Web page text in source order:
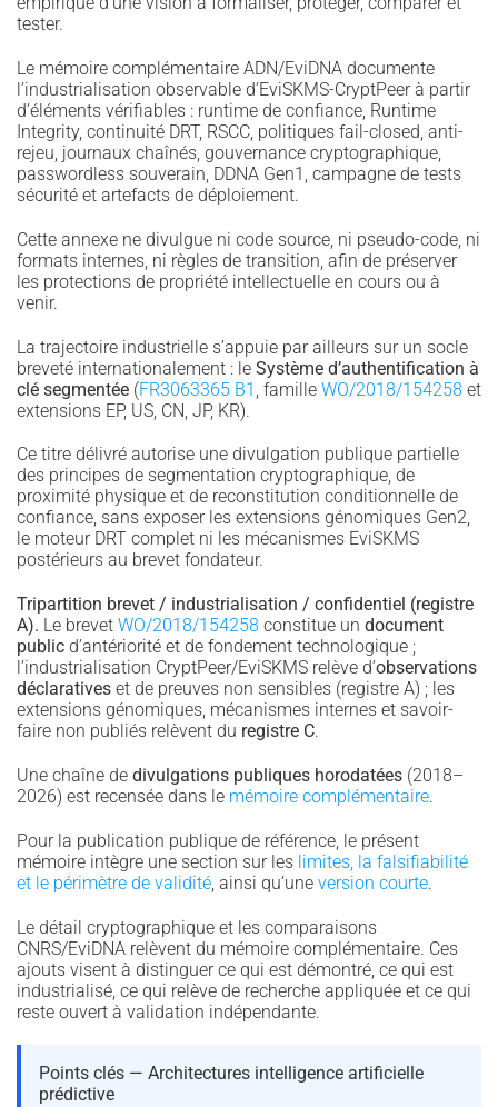
tester.
Le mémoire complémentaire ADN/EviDNA documente
l’industrialisation observable d’EviSKMS-CryptPeer à partir
d’éléments vérifiables : runtime de confiance, Runtime
Integrity, continuité DRT, RSCC, politiques fail-closed, anti-
rejeu, journaux chaînés, gouvernance cryptographique,
passwordless souverain, DDNA Gen1, campagne de tests
sécurité et artefacts de déploiement.
Cette annexe ne divulgue ni code source, ni pseudo-code, ni
formats internes, ni règles de transition, afin de préserver
les protections de propriété intellectuelle en cours ou à
venir.
La trajectoire industrielle s’appuie par ailleurs sur un socle
breveté internationalement : le Système d’authentification à
clé segmentée (FR3063365 B1 , famille WO/2018/154258 et
extensions EP, US, CN, JP, KR).
Ce titre délivré autorise une divulgation publique partielle
des principes de segmentation cryptographique, de
proximité physique et de reconstitution conditionnelle de
confiance, sans exposer les extensions génomiques Gen2,
le moteur DRT complet ni les mécanismes EviSKMS
postérieurs au brevet fondateur.
Tripartition brevet / industrialisation / confidentiel (registre
A). Le brevet WO/2018/154258 constitue un document
public d’antériorité et de fondement technologique ;
l’industrialisation CryptPeer/EviSKMS relève d’observations
déclaratives et de preuves non sensibles (registre A) ; les
extensions génomiques, mécanismes internes et savoir-
faire non publiés relèvent du registre C.
Une chaîne de divulgations publiques horodatées (2018–
2026) est recensée dans le mémoire complémentaire.
Pour la publication publique de référence, le présent
mémoire intègre une section sur les limites, la falsifiabilité
et le périmètre de validité, ainsi qu’une version courte.
Le détail cryptographique et les comparaisons
CNRS/EviDNA relèvent du mémoire complémentaire. Ces
ajouts visent à distinguer ce qui est démontré, ce qui est
industrialisé, ce qui relève de recherche appliquée et ce qui
reste ouvert à validation indépendante.
Points clés — Architectures intelligence artificielle
prédictive